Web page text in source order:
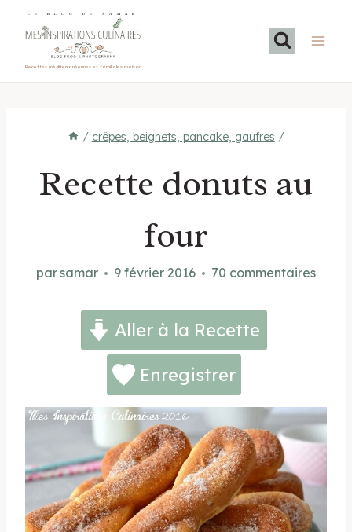
LE BLOG DE SAMAR
Recettes méditerranéennes et familiales maison
/ crêpes, beignets, pancake, gaufres /
Recette donuts au
four
parsamar 9 février 2016 70 commentaires
Aller à la Recette
Enregistrer